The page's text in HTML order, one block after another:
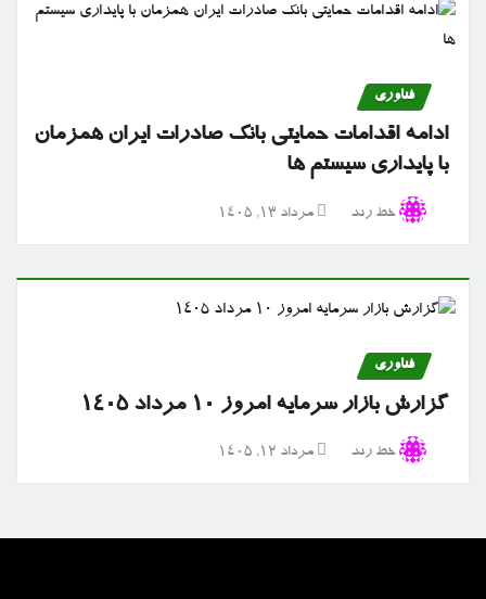
فناوری
ادامه اقدامات حمایتی بانک صادرات ایران همزمان
با پایداری سیستم ها
خط رند مرداد ۱۳, ۱۴۰۵
فناوری
گزارش بازار سرمایه امروز ۱۰ مرداد ۱۴۰۵
خط رند مرداد ۱۲, ۱۴۰۵